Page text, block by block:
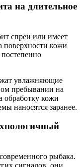
на длительное
спреи или имеет
поверхности кожи
увлажняющие
пребывании на
обработку кожи
наносятся заранее.
рыбака.